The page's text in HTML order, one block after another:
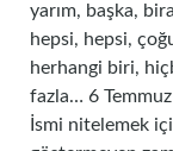
yarım, başka,
hepsi, hepsi,
herhangi biri,
fazla… 6
İsmi nitelemek